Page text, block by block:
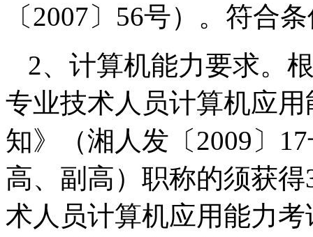
〔2007〕56号）。符合
2、计算机能力要求。
专业技术人员计算机应
知》（湘人发〔2009〕
高、副高）职称的须获
术人员计算机应用能力